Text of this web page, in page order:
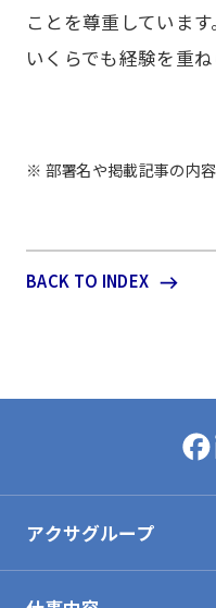
ことを尊重していま
いくらでも経験を重ね
※ 部署名や掲載記事の内
BACK TO INDEX
アクサグループ